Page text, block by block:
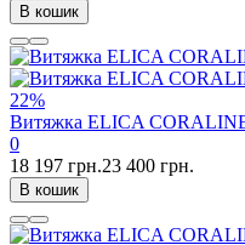
В кошик
22%
Витяжка ELICA
0
18 197 грн.23 400 грн.
В кошик